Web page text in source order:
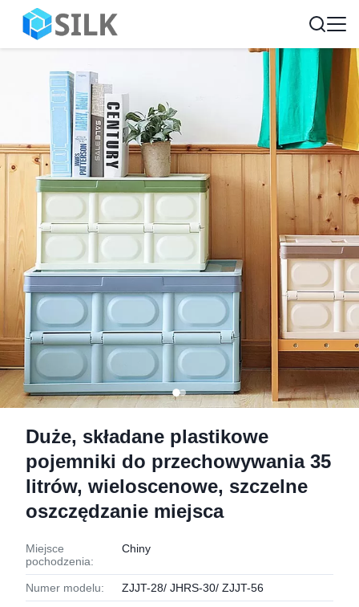
Duże, składane plastikowe
pojemniki do przechowywania 35
litrów, wieloscenowe, szczelne
oszczędzanie miejsca
Miejsce
pochodzenia:
Chiny
Numer modelu: ZJJT-28/ JHRS-30/ ZJJT-56